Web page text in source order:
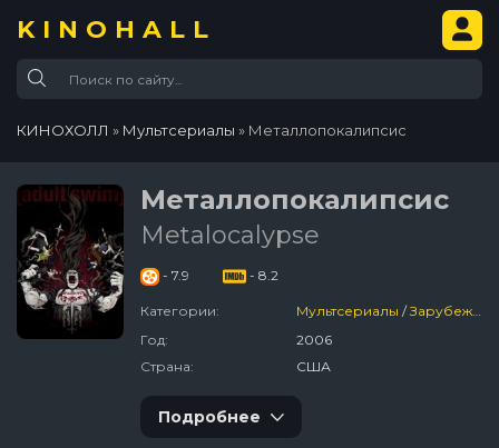
KINOHALL
КИНОХОЛЛ » Мультсериалы » Металлопокалипсис
Металлопокалипсис
Metalocalypse
- 7.9 - 8.2
Категории: Мультсериалы /Зарубежный
Год:
2006
Страна:
США
Подробнее